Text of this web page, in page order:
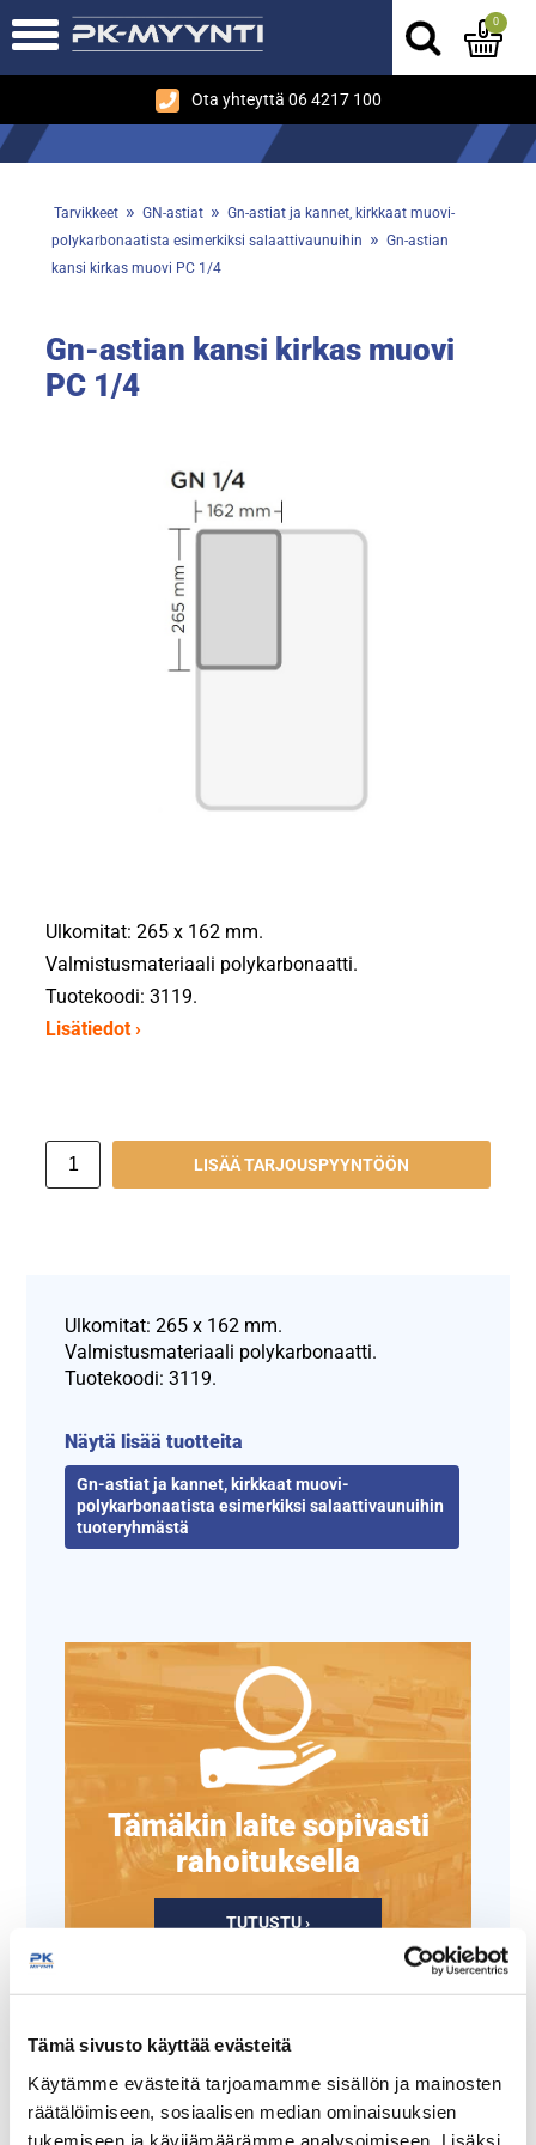
Tämä sivusto käyttää evästeitä
Käytämme evästeitä tarjoamamme sisällön ja mainosten
räätälöimiseen, sosiaalisen median ominaisuuksien
tukemiseen ja kävijämäärämme analysoimiseen. Lisäksi
Ota yhteyttä 06 4217 100
0
Tarvikkeet » GN-astiat » Gn-astiat ja kannet, kirkkaat muovi-
polykarbonaatista esimerkiksi salaattivaunuihin » Gn-astian
kansi kirkas muovi PC 1/4
Gn-astian kansi kirkas muovi
PC 1/4
Ulkomitat: 265 x 162 mm.
Valmistusmateriaali polykarbonaatti.
Tuotekoodi: 3119.
Lisätiedot ›
LISÄÄ TARJOUSPYYNTÖÖN
Ulkomitat: 265 x 162 mm.
Valmistusmateriaali polykarbonaatti.
Tuotekoodi: 3119.
Näytä lisää tuotteita
Gn-astiat ja kannet, kirkkaat muovi-
polykarbonaatista esimerkiksi salaattivaunuihin
tuoteryhmästä
Tämäkin laite sopivasti
rahoituksella
TUTUSTU ›